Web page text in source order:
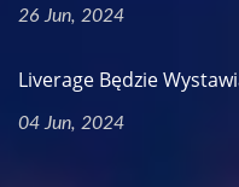
26 Jun, 2024
Liverage Będzie
04 Jun, 2024